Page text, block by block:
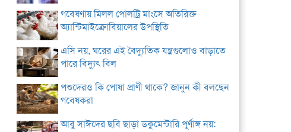
গবেষণায় মিলল পোলট্রি মাংসে অতিরিক্ত
অ্যান্টিমাইক্রোবিয়ালের উপস্থিতি
এসি নয়, ঘরের এই বৈদ্যুতিক যন্ত্রগুলোও বাড়াতে
পারে বিদ্যুৎ বিল
পশুদেরও কি পোষা প্রাণী থাকে? জানুন কী বলছেন
গবেষকরা
আবু সাঈদের ছবি ছাড়া ডকুমেন্টারি পূর্ণাঙ্গ নয়: